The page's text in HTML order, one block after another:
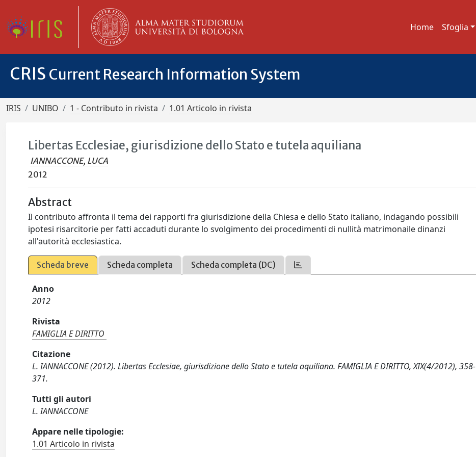
Home Sfoglia
CRIS Current Research Information System
IRIS UNIBO 1 - Contributo in rivista 1.01 Articolo in rivista
Libertas Ecclesiae, giurisdizione dello Stato e tutela aquiliana
IANNACCONE, LUCA
2012
Abstract
Il contributo affronta il tema dei rapporti fra giurisdizione della Chiesa e dello Stato italiano, indagando possibili
ipotesi risarcitorie per fatti accaduti durante lo svolgimento dei procedimenti di nullità matrimonaile dinanzi
all'autorità ecclesiastica.
Scheda breve Scheda completa Scheda completa (DC)
Anno
2012
Rivista
FAMIGLIA E DIRITTO
Citazione
L. IANNACCONE (2012). Libertas Ecclesiae, giurisdizione dello Stato e tutela aquiliana. FAMIGLIA E DIRITTO, XIX(4/2012), 358-
371.
Tutti gli autori
L. IANNACCONE
Appare nelle tipologie:
1.01 Articolo in rivista